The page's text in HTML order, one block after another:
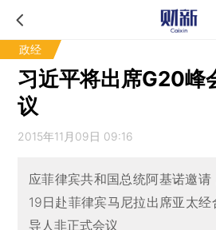
政经
习近平将出席G20峰
议
2015年11月09日 09:16
应菲律宾共和国总统阿基诺邀请
19日赴菲律宾马尼拉出席亚太
导人非正式会议